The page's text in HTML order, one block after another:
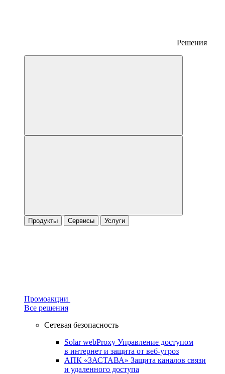
Решения
Продукты Сервисы Услуги
Промоакции
Все решения
Сетевая безопасность
Solar webProxy Управление доступом
в интернет и защита от веб-угроз
АПК «ЗАСТАВА» Защита каналов связи
и удаленного доступа